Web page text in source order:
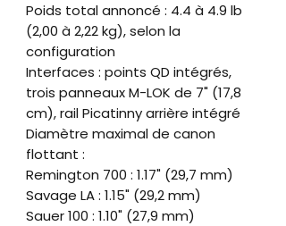
Poids total annoncé : 4.4 à 4.9 lb
(2,00 à 2,22 kg), selon la
configuration
Interfaces : points QD intégrés,
trois panneaux M-LOK de 7" (17,8
cm), rail Picatinny arrière intégré
Diamètre maximal de canon
flottant :
Remington 700 : 1.17" (29,7 mm)
Savage LA : 1.15" (29,2 mm)
Sauer 100 : 1.10" (27,9 mm)